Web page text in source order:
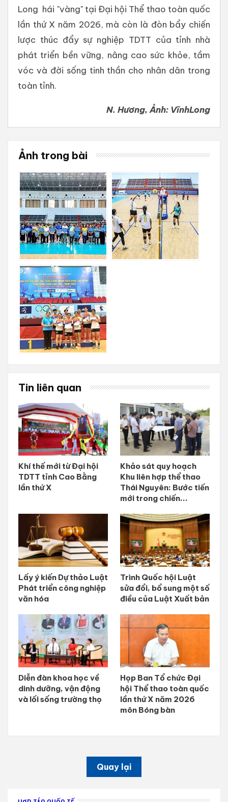
Long hái "vàng" tại Đại hội Thể thao toàn quốc
lần thứ X năm 2026, mà còn là đòn bẩy chiến
lược thúc đẩy sự nghiệp TDTT của tỉnh nhà
phát triển bền vững, nâng cao sức khỏe, tầm
vóc và đời sống tinh thần cho nhân dân trong
toàn tỉnh.
N. Hương, Ảnh: VĩnhLong
Ảnh trong bài
Tin liên quan
Khí thế mới từ Đại hội
TDTT tỉnh Cao Bằng
lần thứ X
Khảo sát quy hoạch
Khu liên hợp thể thao
Thái Nguyên: Bước tiến
mới trong chiến...
Lấy ý kiến Dự thảo Luật
Phát triển công nghiệp
văn hóa
Trình Quốc hội Luật
sửa đổi, bổ sung một số
điều của Luật Xuất bản
Diễn đàn khoa học về
dinh dưỡng, vận động
và lối sống trường thọ
Họp Ban Tổ chức Đại
hội Thể thao toàn quốc
lần thứ X năm 2026
môn Bóng bàn
Quay lại